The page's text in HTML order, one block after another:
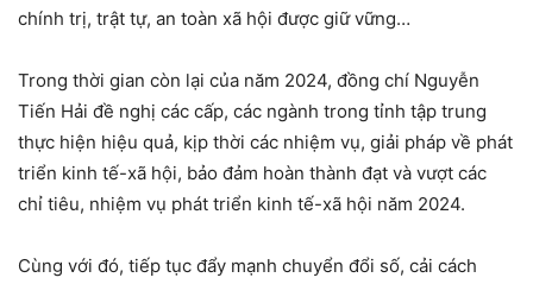
chính trị, trật tự, an toàn xã hội được giữ vững…
Trong thời gian còn lại của năm 2024, đồng chí Nguyễn
Tiến Hải đề nghị các cấp, các ngành trong tỉnh tập trung
thực hiện hiệu quả, kịp thời các nhiệm vụ, giải pháp về phát
triển kinh tế-xã hội, bảo đảm hoàn thành đạt và vượt các
chỉ tiêu, nhiệm vụ phát triển kinh tế-xã hội năm 2024.
Cùng với đó, tiếp tục đẩy mạnh chuyển đổi số, cải cách